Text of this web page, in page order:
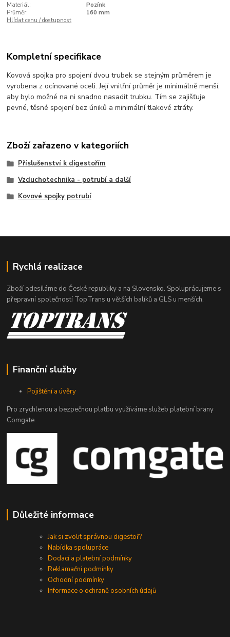
Materiál:
Pozínk
Průměr:
160 mm
Hlídat cenu / dostupnost
Kompletní specifikace
Kovová spojka pro spojení dvou trubek se stejným průměrem je
vyrobena z ocínované oceli. Její vnitřní průměr je minimálně menší,
aby bylo možné na ni snadno nasadit trubku. Tím se zajišťuje
pevné, těsné spojení bez úniků a minimální tlakové ztráty.
Zboží zařazeno v kategoriích
Příslušenství k digestořím
Vzduchotechnika - potrubí a další
Kovové spojky potrubí
Rychlá realizace
Zboží odesíláme do České republiky a na Slovensko. Spoluprácujeme s
přepravní společností TopTrans u větších balíků a GLS u menších.
Finanční služby
Pojištění a úvěry
Pro zrychlenou a bezpečnou platbu využíváme služeb platební brany
Comgate.
Důležité informace
Jak si zvolit správnou digestoř?
Nabídka spolupráce
Dodací a platební podmínky
Reklamační podmínky
Ochodní podmínky
Informace o ochraně osobních údajů